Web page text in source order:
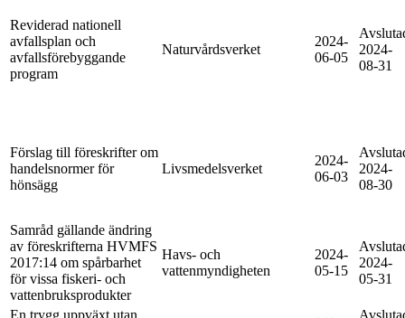
Reviderad nationell
avfallsplan och
avfallsförebyggande
program
Naturvårdsverket
2024-
06-05
2024-
08-31
Förslag till föreskrifter om
handelsnormer för
hönsägg
Livsmedelsverket
2024-
06-03
2024-
08-30
Samråd gällande ändring
av föreskrifterna HVMFS
2017:14 om spårbarhet
för vissa fiskeri- och
vattenbruksprodukter
Havs- och
vattenmyndigheten
2024-
05-15
2024-
05-31
En trygg uppväxt utan